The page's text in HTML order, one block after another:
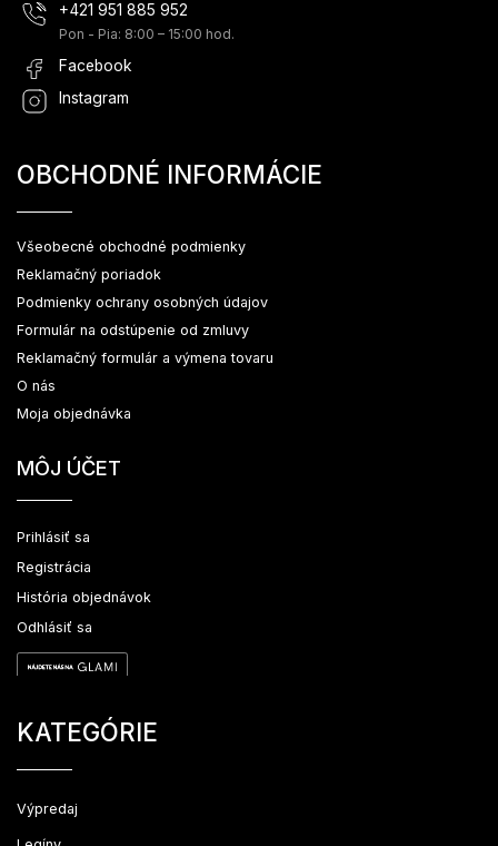
+421 951 885 952
Pon - Pia: 8:00 – 15:00 hod.
Facebook
Instagram
OBCHODNÉ INFORMÁCIE
Všeobecné obchodné podmienky
Reklamačný poriadok
Podmienky ochrany osobných údajov
Formulár na odstúpenie od zmluvy
Reklamačný formulár a výmena tovaru
O nás
Moja objednávka
MÔJ ÚČET
Prihlásiť sa
Registrácia
História objednávok
Odhlásiť sa
KATEGÓRIE
Výpredaj